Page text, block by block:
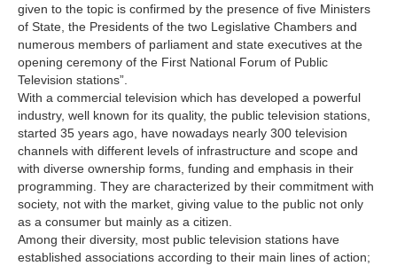
given to the topic is confirmed by the presence of five Ministers
of State, the Presidents of the two Legislative Chambers and
numerous members of parliament and state executives at the
opening ceremony of the First National Forum of Public
Television stations”.
With a commercial television which has developed a powerful
industry, well known for its quality, the public television stations,
started 35 years ago, have nowadays nearly 300 television
channels with different levels of infrastructure and scope and
with diverse ownership forms, funding and emphasis in their
programming. They are characterized by their commitment with
society, not with the market, giving value to the public not only
as a consumer but mainly as a citizen.
Among their diversity, most public television stations have
established associations according to their main lines of action;